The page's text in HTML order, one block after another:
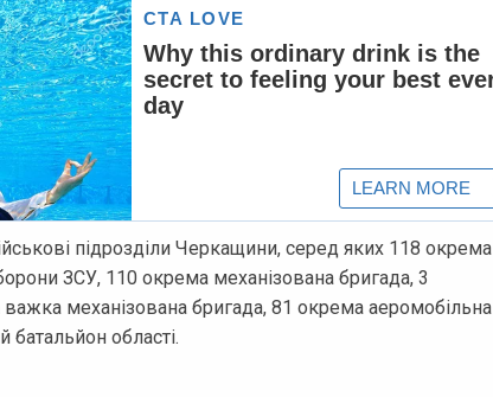
підрозділи Черкащини, серед яких 118 окрема
ЗСУ, 110 окрема механізована бригада, 3
механізована бригада, 81 окрема аеромобільна
батальйон області.